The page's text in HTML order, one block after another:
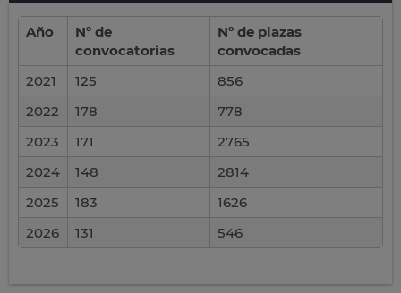
Año
Nº de
convocatorias
Nº de plazas
convocadas
2021
125
856
2022
178
778
2023
171
2765
2024
148
2814
2025
183
1626
2026
131 546